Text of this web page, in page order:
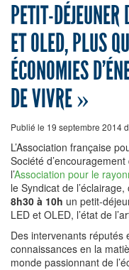
PETIT-
ET OLED, PLUS
ÉCONOMIES
DE VIVRE »
Publié le 19 septembre 2014
L’Association française
Société
l’Association pour le
le Syndicat de
8h30 à 10h un petit-
LED et OLED, l’état de
Des intervenants réputés
connaissances en la
monde passionnant de